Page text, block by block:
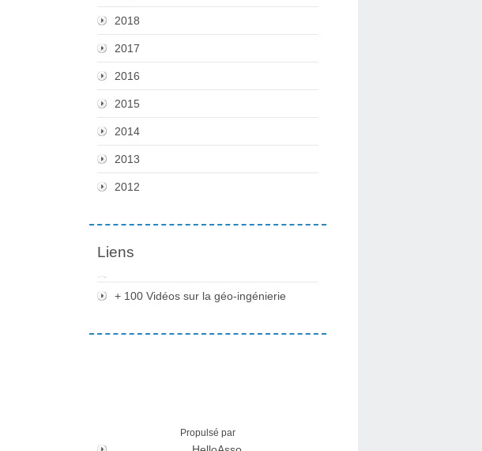
2018
2017
2016
2015
2014
2013
2012
Liens
+ 100 Vidéos sur la géo-ingénierie
Propulsé par